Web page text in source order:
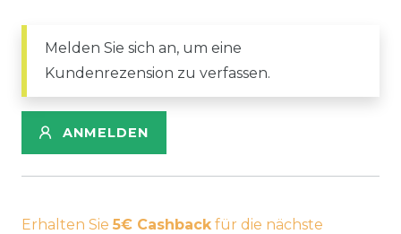
Melden Sie sich an, um eine
Kundenrezension zu verfassen.
ANMELDEN
Erhalten Sie 5€ Cashbackfür die nächste